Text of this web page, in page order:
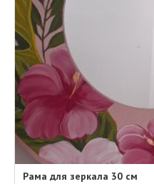
Рама для зеркала 30 см